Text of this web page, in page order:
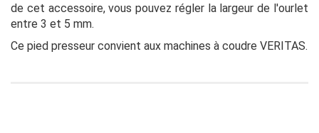
de cet accessoire, vous pouvez régler la largeur de l'ourlet
entre 3 et 5 mm.
Ce pied presseur convient aux machines à coudre VERITAS.